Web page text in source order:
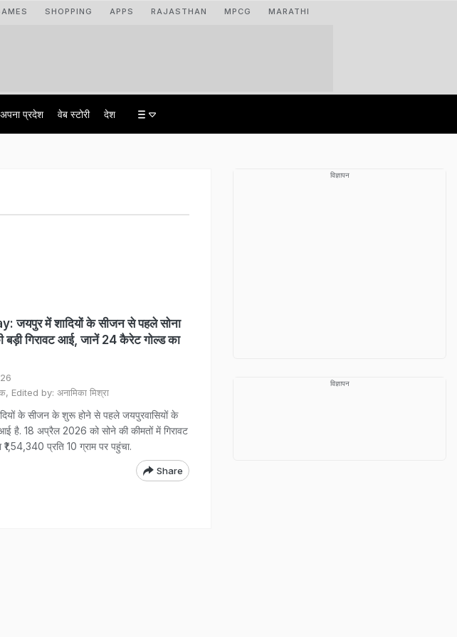
SHOPPING APPS RAJASTHAN MPCG MARATHI
प्रदेश वेब स्टोरी देश
में शादियों के सीजन से पहले सोना
बड़ी गिरावट आई, जानें 24 कैरेट गोल्ड का
Edited by: अनामिका मिश्रा
के सीजन के शुरू होने से पहले जयपुरवासियों के
है. 18 अप्रैल 2026 को सोने की कीमतों में गिरावट
प्रति 10 ग्राम पर पहुंचा.
Share
विज्ञापन
विज्ञापन